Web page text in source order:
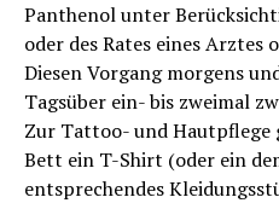
Panthenol unter
oder des Rates eines Arztes
Diesen Vorgang morgens
Tagsüber ein- bis zweimal
Zur Tattoo- und Hautpflege
Bett ein T-Shirt (oder ein
entsprechendes